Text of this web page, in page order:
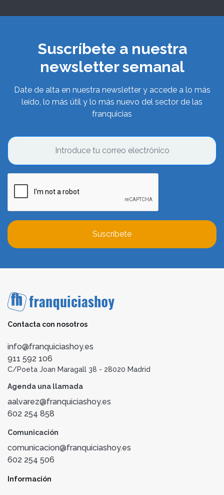
Suscríbete a nuestra
newsletter semanal
Date de alta en nuestra newsletter y accede a lo más
leído, lo más útil y lo más nuevo del sector de las
franquicias
Suscríbete
Contacta con nosotros
info@franquiciashoy.es
911 592 106
C/Poeta Joan Maragall 38 - 28020 Madrid
Agenda una llamada
aalvarez@franquiciashoy.es
602 254 858
Comunicación
comunicacion@franquiciashoy.es
602 254 506
Información